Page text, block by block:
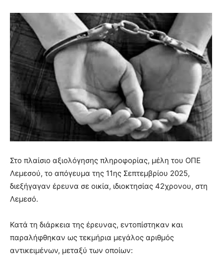
Στο πλαίσιο αξιολόγησης πληροφορίας, μέλη του ΟΠΕ
Λεμεσού, το απόγευμα της 11ης Σεπτεμβρίου 2025,
διεξήγαγαν έρευνα σε οικία, ιδιοκτησίας 42χρονου, στη
Λεμεσό.
Κατά τη διάρκεια της έρευνας, εντοπίστηκαν και
παραλήφθηκαν ως τεκμήρια μεγάλος αριθμός
αντικειμένων, μεταξύ των οποίων: